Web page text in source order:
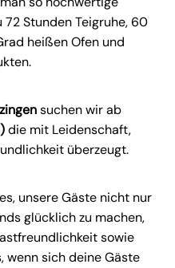
72 Stunden Teigruhe, 60
heißen Ofen und
suchen wir ab
die mit Leidenschaft,
überzeugt.
unsere Gäste nicht nur
glücklich zu machen,
sowie
wenn sich deine Gäste